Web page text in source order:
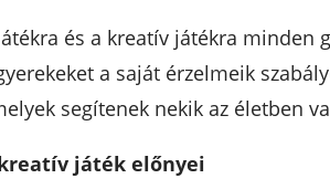
és a kreatív játékra minden
a saját érzelmeik
segítenek nekik az életben
játék előnyei